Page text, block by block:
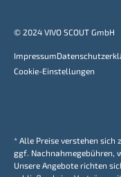
© 2024 VIVO SCOUT GmbH
Impressum
Cookie-Einstellungen
* Alle Preise verstehen sich
ggf. Nachnahmegebühren,
Unsere Angebote richten